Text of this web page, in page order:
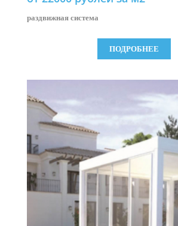
раздвижная система
ПОДРОБНЕЕ